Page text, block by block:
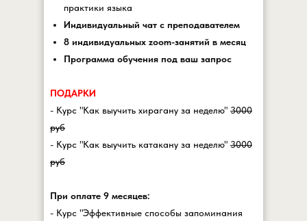
практики языка
Индивидуальный чат с преподавателем
8 индивидуальных zoom-занятий в месяц
Программа обучения под ваш запрос
ПОДАРКИ
- Курс "Как выучить хирагану за неделю" 3000
руб
- Курс "Как выучить катакану за неделю" 3000
руб
При оплате 9 месяцев:
- Курс "Эффективные способы запоминания